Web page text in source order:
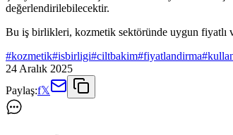
değerlendirilebilecektir.
Bu iş birlikleri, kozmetik sektöründe uygun fiyatlı
#kozmetik#isbirligi#ciltbakim#fiyatlandirma#
24 Aralık 2025
Paylaş:f𝕏